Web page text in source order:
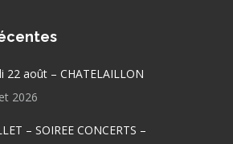
22 août – CHATELAILLON
2026
– SOIREE CONCERTS –